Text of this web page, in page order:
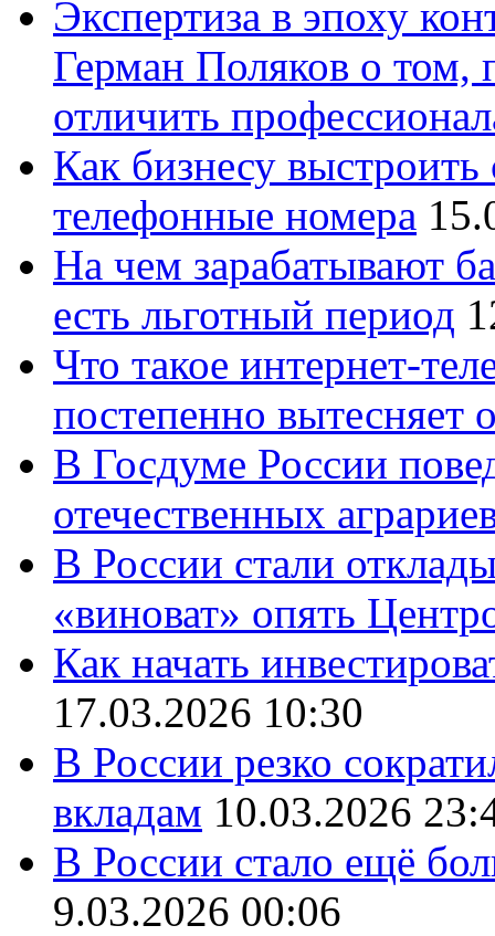
Экспертиза в эпоху
Герман Поляков о том,
отличить
Как бизнесу
телефонные номера
На чем зарабатывают
есть льготный период
Что такое интернет-
постепенно вытесняет
В Госдуме России
отечественных
В России стали
«виноват» опять
Как начать
17.03.2026 10:30
В России резко
вкладам 10.03.2026
В России стало ещё
9.03.2026 00:06